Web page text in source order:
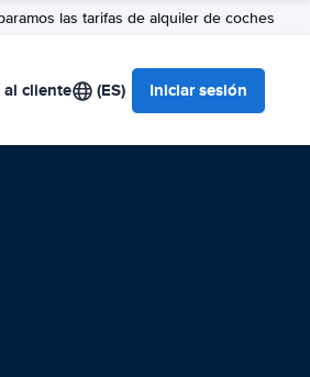
las tarifas de alquiler de coches
cliente (ES) Iniciar sesión